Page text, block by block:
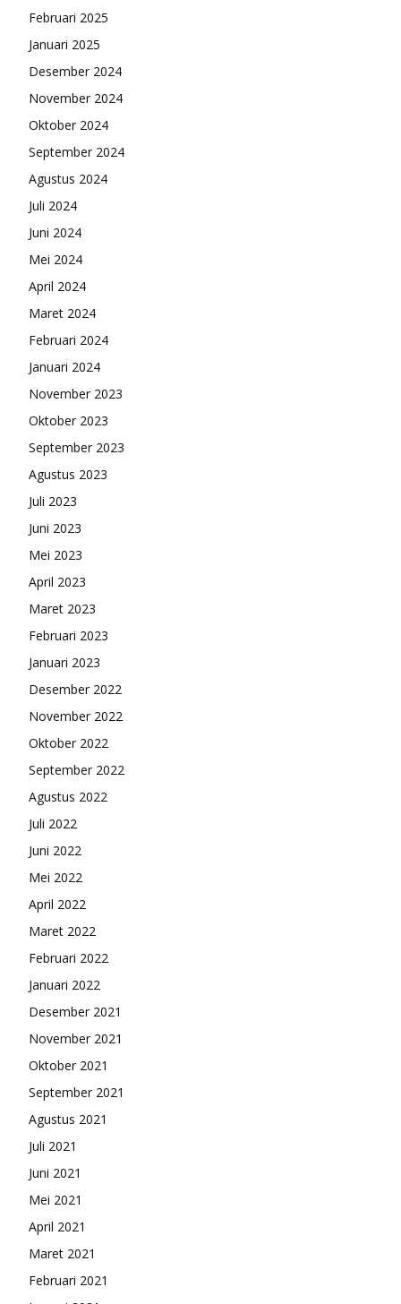
Februari 2025
Januari 2025
Desember 2024
November 2024
Oktober 2024
September 2024
Agustus 2024
Juli 2024
Juni 2024
Mei 2024
April 2024
Maret 2024
Februari 2024
Januari 2024
November 2023
Oktober 2023
September 2023
Agustus 2023
Juli 2023
Juni 2023
Mei 2023
April 2023
Maret 2023
Februari 2023
Januari 2023
Desember 2022
November 2022
Oktober 2022
September 2022
Agustus 2022
Juli 2022
Juni 2022
Mei 2022
April 2022
Maret 2022
Februari 2022
Januari 2022
Desember 2021
November 2021
Oktober 2021
September 2021
Agustus 2021
Juli 2021
Juni 2021
Mei 2021
April 2021
Maret 2021
Februari 2021